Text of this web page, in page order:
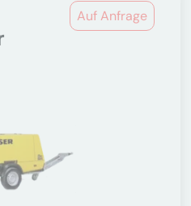
Auf Anfrage